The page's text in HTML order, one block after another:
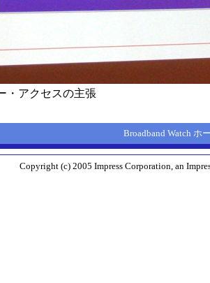
・アクセスの主張
Broadband Watch ホ
Copyright (c) 2005 Impress Corporation, an